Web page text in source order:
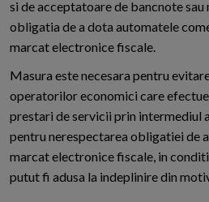
si de acceptatoare de bancnote sau
obligatia de a dota automatele
marcat electronice fiscale.
Masura este necesara pentru
operatorilor economici care
prestari de servicii prin intermediul
pentru nerespectarea obligatiei de
marcat electronice fiscale, in
putut fi adusa la indeplinire din